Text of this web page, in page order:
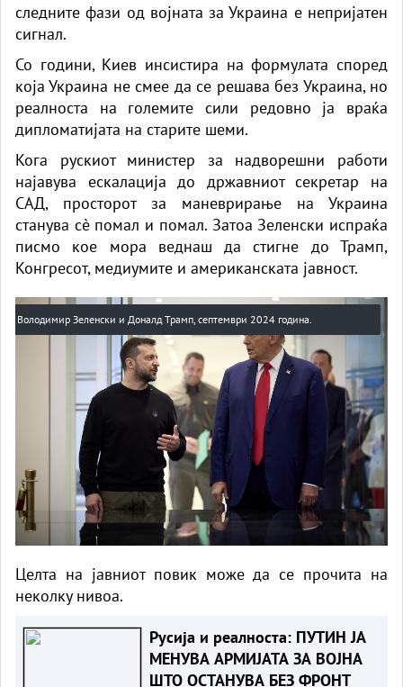
следните фази од војната за Украина е непријатен
сигнал.
Со години, Киев инсистира на формулата според
која Украина не смее да се решава без Украина, но
реалноста на големите сили редовно ја враќа
дипломатијата на старите шеми.
Кога рускиот министер за надворешни работи
најавува ескалација до државниот секретар на
САД, просторот за маневрирање на Украина
станува сè помал и помал. Затоа Зеленски испраќа
писмо кое мора веднаш да стигне до Трамп,
Конгресот, медиумите и американската јавност.
Володимир Зеленски и Доналд Трамп, септември 2024 година.
Целта на јавниот повик може да се прочита на
неколку нивоа.
Русија и реалноста: ПУТИН ЈА
МЕНУВА АРМИЈАТА ЗА ВОЈНА
ШТО ОСТАНУВА БЕЗ ФРОНТ